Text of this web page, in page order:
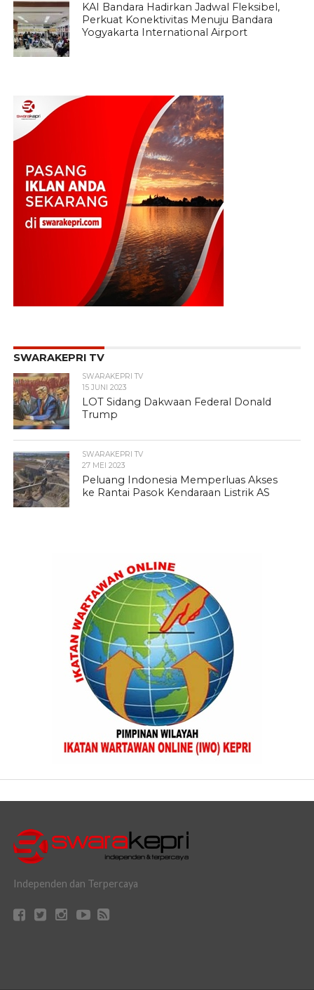
KAI Bandara Hadirkan Jadwal Fleksibel,
Perkuat Konektivitas Menuju Bandara
Yogyakarta International Airport
SWARAKEPRI TV
SWARAKEPRI TV
15 JUNI 2023
LOT Sidang Dakwaan Federal Donald
Trump
SWARAKEPRI TV
27 MEI 2023
Peluang Indonesia Memperluas Akses
ke Rantai Pasok Kendaraan Listrik AS
Independen dan Terpercaya